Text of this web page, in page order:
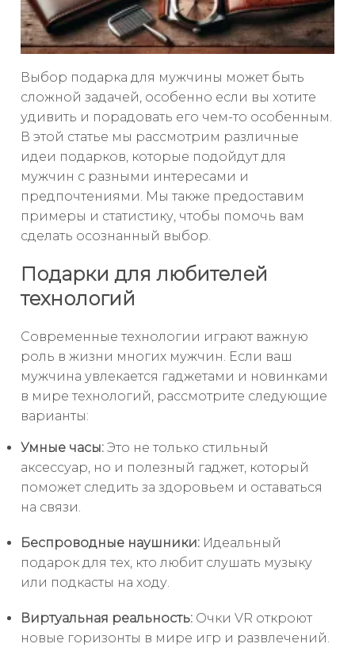
Выбор подарка для мужчины может быть
сложной задачей, особенно если вы хотите
удивить и порадовать его чем-то особенным.
В этой статье мы рассмотрим различные
идеи подарков, которые подойдут для
мужчин с разными интересами и
предпочтениями. Мы также предоставим
примеры и статистику, чтобы помочь вам
сделать осознанный выбор.
Подарки для любителей
технологий
Современные технологии играют важную
роль в жизни многих мужчин. Если ваш
мужчина увлекается гаджетами и новинками
в мире технологий, рассмотрите следующие
варианты:
Умные часы: Это не только стильный
аксессуар, но и полезный гаджет, который
поможет следить за здоровьем и оставаться
на связи.
Беспроводные наушники: Идеальный
подарок для тех, кто любит слушать музыку
или подкасты на ходу.
Виртуальная реальность: Очки VR откроют
новые горизонты в мире игр и развлечений.